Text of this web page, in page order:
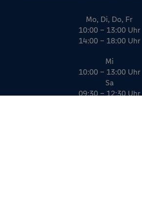
Mo, Di, Do, Fr
10:00 – 13:00 Uhr
14:00 – 18:00 Uhr
Mi
10:00 – 13:00 Uhr
Sa
09:30 – 12:30 Uhr